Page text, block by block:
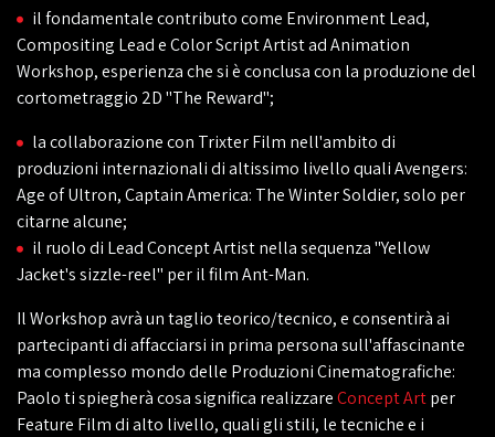
il fondamentale contributo come Environment Lead,
Compositing Lead e Color Script Artist ad Animation
Workshop, esperienza che si è conclusa con la produzione del
cortometraggio 2D "The Reward";
la collaborazione con Trixter Film nell'ambito di
produzioni internazionali di altissimo livello quali Avengers:
Age of Ultron, Captain America: The Winter Soldier, solo per
citarne alcune;
il ruolo di Lead Concept Artist nella sequenza "Yellow
Jacket's sizzle-reel" per il film Ant-Man.
Il Workshop avrà un taglio teorico/tecnico, e consentirà ai
partecipanti di affacciarsi in prima persona sull'affascinante
ma complesso mondo delle Produzioni Cinematografiche:
Paolo ti spiegherà cosa significa realizzareConcept Artper
Feature Film di alto livello, quali gli stili, le tecniche e i